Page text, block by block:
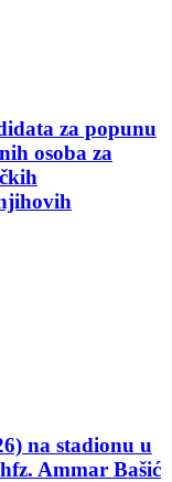
za popunu
osoba za
na stadionu u
Ammar Bašić